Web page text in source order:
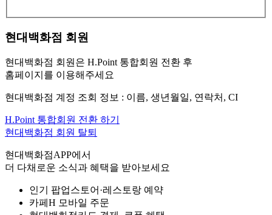
현대백화점 회원
현대백화점 회원은 H.Point 통합회원 전환 후
홈페이지를 이용해주세요
현대백화점 계정 조회 정보 : 이름, 생년월일, 연락처, CI
H.Point 통합회원 전환 하기
현대백화점 회원 탈퇴
현대백화점APP에서
더 다채로운 소식과 혜택을 받아보세요
인기 팝업스토어·레스토랑 예약
카페H 모바일 주문